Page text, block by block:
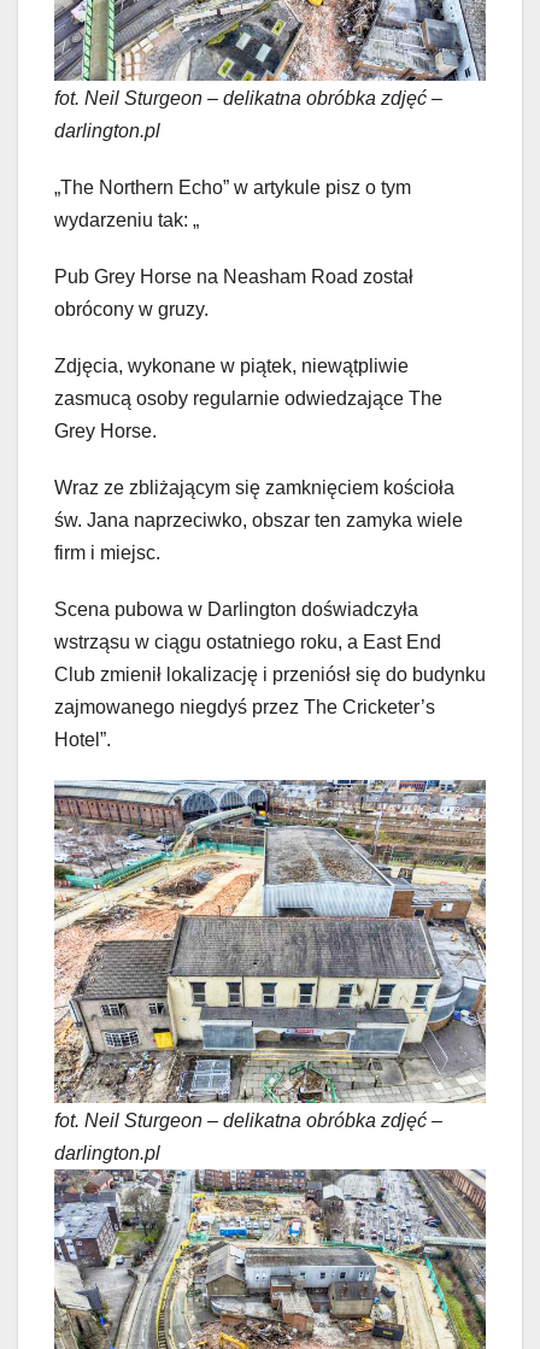
fot. Neil Sturgeon – delikatna obróbka zdjęć –
darlington.pl
„The Northern Echo” w artykule pisz o tym
wydarzeniu tak: „
Pub Grey Horse na Neasham Road został
obrócony w gruzy.
Zdjęcia, wykonane w piątek, niewątpliwie
zasmucą osoby regularnie odwiedzające The
Grey Horse.
Wraz ze zbliżającym się zamknięciem kościoła
św. Jana naprzeciwko, obszar ten zamyka wiele
firm i miejsc.
Scena pubowa w Darlington doświadczyła
wstrząsu w ciągu ostatniego roku, a East End
Club zmienił lokalizację i przeniósł się do budynku
zajmowanego niegdyś przez The Cricketer’s
Hotel”.
fot. Neil Sturgeon – delikatna obróbka zdjęć –
darlington.pl